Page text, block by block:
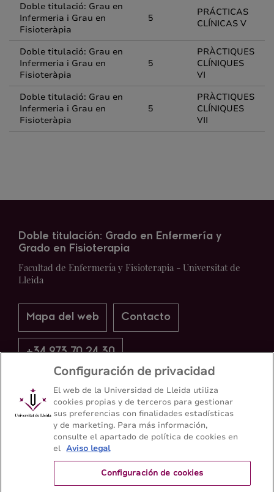
Doble titulació: Grau en
Infermeria i Grau en
Fisioteràpia
5
PRÁCTICAS
CLÍNICAS V
Doble titulació: Grau en
Infermeria i Grau en
Fisioteràpia
5
PRÀCTIQUES
CLÍNIQUES
VI
Doble titulació: Grau en
Infermeria i Grau en
Fisioteràpia
5
PRÀCTIQUES
CLÍNIQUES
VII
Doble titulación: Grado en Enfermería y
Grado en Fisioterapia
Facultad de Enfermería y Fisioterapia - Universitat de
Lleida
Mapa del web Contacto
+34 973 70 24 30
Configuración de privacidad
El web de la Universidad de Lleida utiliza
cookies propias y de terceros para gestionar
sus preferencias con finalidades estadísticas
y de marketing. Para más información,
consulte el apartado de política de cookies en
el Aviso legal
Configuración de cookies